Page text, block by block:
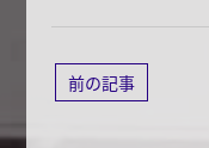
前の記事